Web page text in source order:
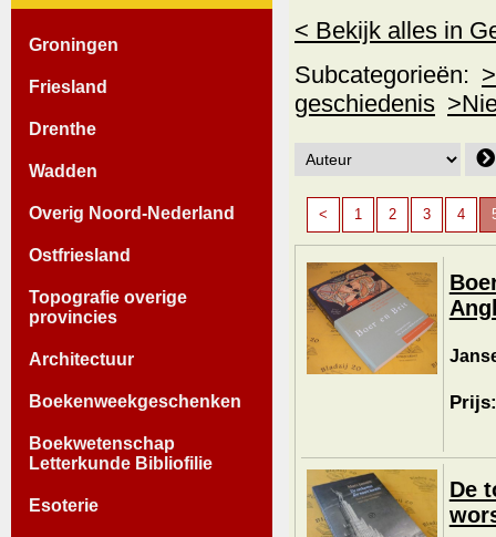
Groningen
Friesland
Drenthe
Wadden
Overig Noord-Nederland
Ostfriesland
Topografie overige
provincies
Architectuur
Boekenweekgeschenken
Boekwetenschap
Letterkunde Bibliofilie
Esoterie
< Bekijk alles in
Subcategorieën:
geschiedenis
< 1 2 3 4
De